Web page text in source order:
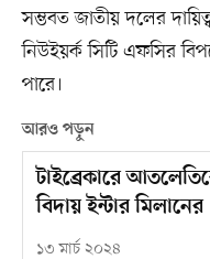
সম্ভবত জাতীয় দলের
নিউইয়র্ক সিটি এফসির
পারে।
আরও পড়ুন
টাইব্রেকারে
বিদায় ইন্টার মিলানের
১৩ মার্চ ২০২৪